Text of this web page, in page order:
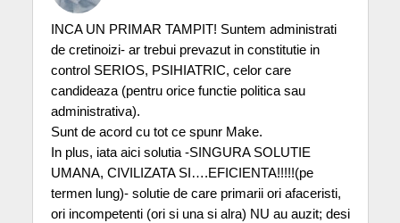
INCA UN PRIMAR TAMPIT! Suntem administrati
de cretinoizi- ar trebui prevazut in constitutie in
control SERIOS, PSIHIATRIC, celor care
candideaza (pentru orice functie politica sau
administrativa).
Sunt de acord cu tot ce spunr Make.
In plus, iata aici solutia -SINGURA SOLUTIE
UMANA, CIVILIZATA SI….EFICIENTA!!!!!(pe
termen lung)- solutie de care primarii ori afaceristi,
ori incompetenti (ori si una si alra) NU au auzit; desi